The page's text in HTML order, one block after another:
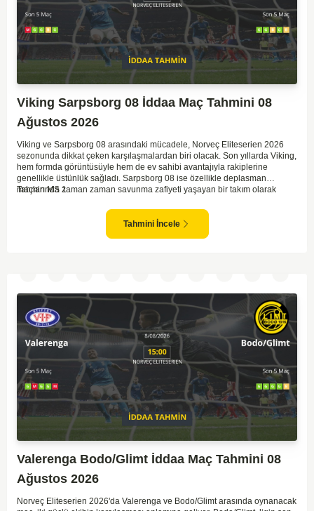
Viking Sarpsborg 08 İddaa Maç Tahmini 08
Ağustos 2026
Viking ve Sarpsborg 08 arasındaki mücadele, Norveç Eliteserien 2026
sezonunda dikkat çeken karşılaşmalardan biri olacak. Son yıllarda Viking,
hem formda görüntüsüyle hem de ev sahibi avantajıyla rakiplerine
genellikle üstünlük sağladı. Sarpsborg 08 ise özellikle deplasman
maçlarında zaman zaman savunma zafiyeti yaşayan bir takım olarak
yapıyor. Sarpsborg'un ise sürpriz yapabilme potansiyeli olsa da,
genellikle güçlü rakipler karşısında tutunmakta zorlandıkları biliniyor. Bu
doğrultuda, Viking'in galibiyete yakın olabileceği bir maç beklenebilir.
Tahmin MS 1
Tahmini İncele
Valerenga Bodo/Glimt İddaa Maç Tahmini 08
Ağustos 2026
Norveç Eliteserien 2026'da Valerenga ve Bodo/Glimt arasında oynanacak